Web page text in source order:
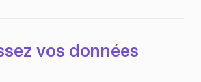
vos données